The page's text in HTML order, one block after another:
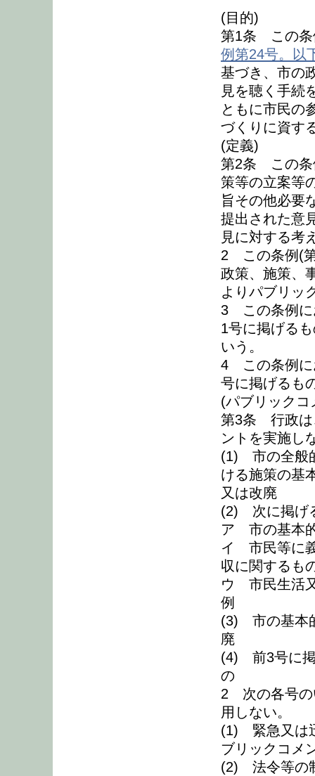
(目的)
第1条 この条
例第24号。以
基づき、市の
見を聴く手続
ともに市民の
づくりに資す
(定義)
第2条 この条
策等の立案等
旨その他必要
提出された意
見に対する考
2 この条例(
政策、施策、
よりパブリッ
3 この条例に
1号に掲げる
いう。
4 この条例に
号に掲げるも
(パブリック
第3条 行政は
ントを実施し
(1) 市の全般
ける施策の基
又は改廃
(2) 次に掲げ
ア 市の基本
イ 市民等に
収に関するも
ウ 市民生活
例
(3) 市の基本
廃
(4) 前3号に掲
の
2 次の各号の
用しない。
(1) 緊急又は
ブリックコメ
(2) 法令等の